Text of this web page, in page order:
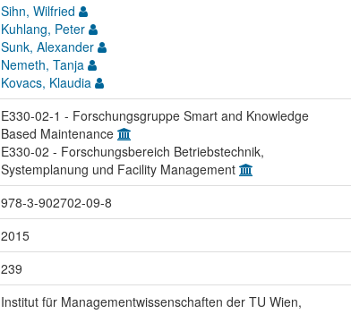
Sihn, Wilfried
Kuhlang, Peter
Sunk, Alexander
Nemeth, Tanja
Kovacs, Klaudia
E330-02-1 - Forschungsgruppe Smart and Knowledge
Based Maintenance
E330-02 - Forschungsbereich Betriebstechnik,
Systemplanung und Facility Management
978-3-902702-09-8
2015
239
Institut für Managementwissenschaften der TU Wien,